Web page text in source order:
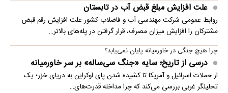
علت افزایش مبلغ قبض آب در تابستان
روابط عمومی شرکت مهندسی آب و فاضلاب کشور علت افزایش رقم قبض
مشترکان را افزایش میزان مصرف، قرار گرفتن در پله‌های بالاتر…
چرا هیچ جنگی در خاورمیانه پایان نمی‌یابد؟
درسی از تاریخ؛ سایه «جنگ سی‌ساله» بر سر خاورمیانه
از حملات اسرائیل و آمریکا تا کشیده شدن پای اوکراین به دریای خزر؛ یک
تحلیلگر غربی بررسی می‌کند که چرا مداخله قدرت‌های…